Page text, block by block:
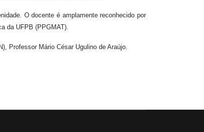
O docente é amplamente reconhecido por
da UFPB (PPGMAT).
Professor Mário César Ugulino de Araújo.